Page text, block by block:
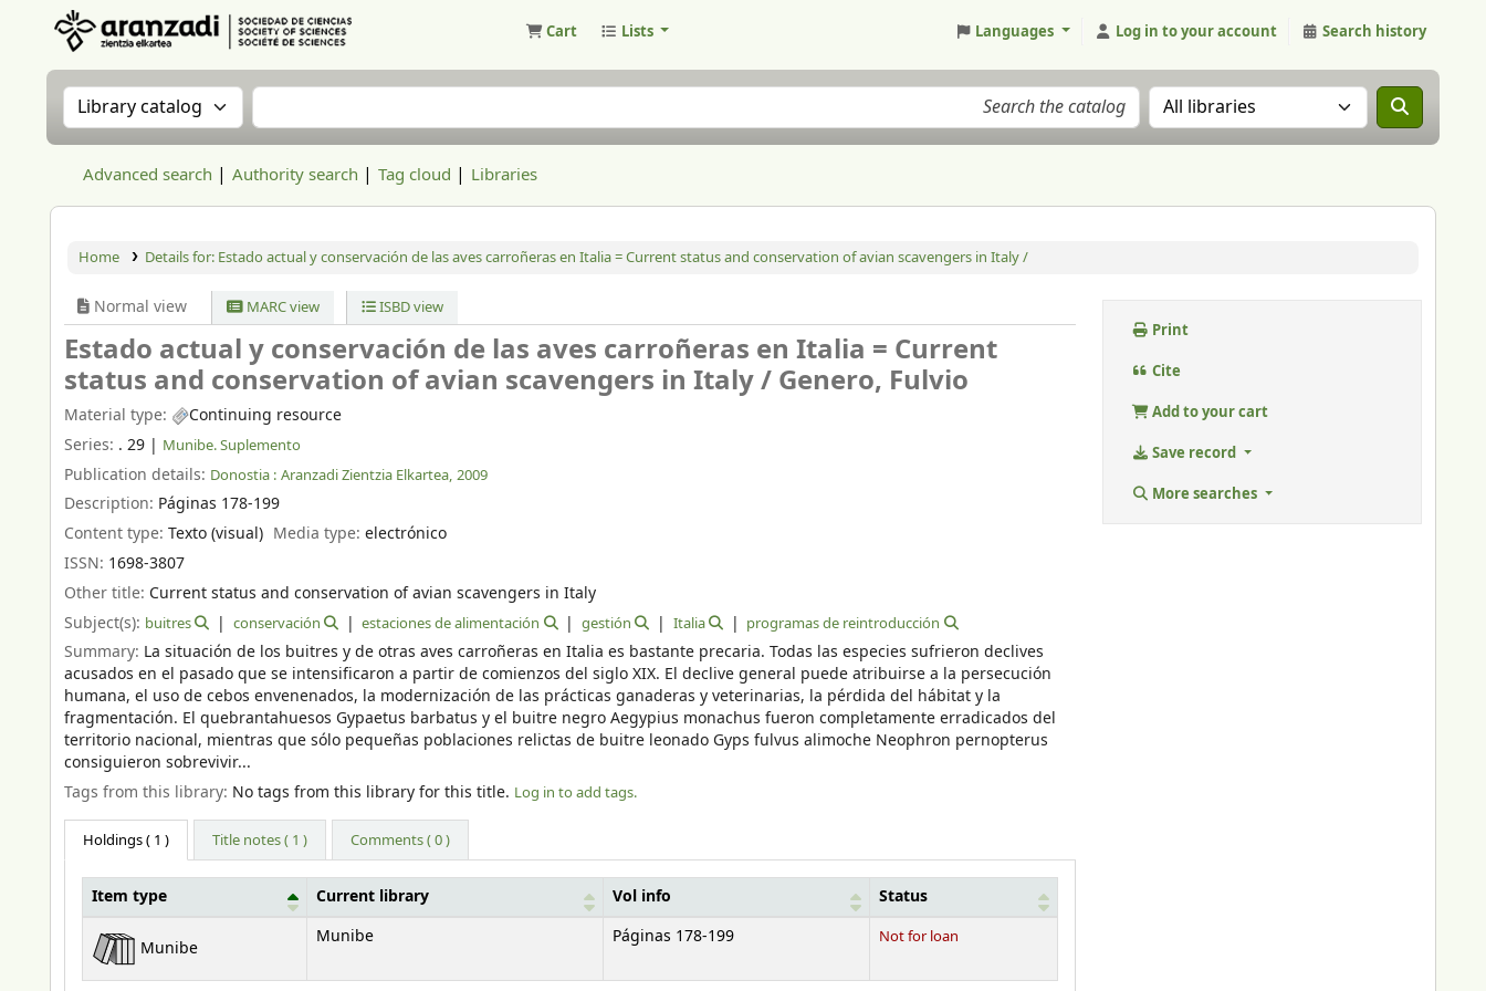
Cart Lists Languages Log in to your account Search history
Search the catalog by:Search the catalog Search the catalog in:
Advanced search Authority search Tag cloud Libraries
Home Details for: Estado actual y conservación de las aves carroñeras en Italia = Current status and conservation of avian scavengers in Italy /
Normal view MARC view ISBD view
Estado actual y conservación de las aves carroñeras en Italia = Current
status and conservation of avian scavengers in Italy /Genero, Fulvio
Material type:
Continuing resource
Series: . 29 | Munibe. Suplemento
Publication details: Donostia : Aranzadi Zientzia Elkartea, 2009
Description: Páginas 178-199
Content type: Texto (visual) Media type:electrónico
ISSN: 1698-3807
Other title: Current status and conservation of avian scavengers in Italy
Subject(s): buitres conservación estaciones de alimentación gestión Italia programas de reintroducción
Summary: La situación de los buitres y de otras aves carroñeras en Italia es bastante precaria. Todas las especies sufrieron declives
acusados en el pasado que se intensificaron a partir de comienzos del siglo XIX. El declive general puede atribuirse a la persecución
humana, el uso de cebos envenenados, la modernización de las prácticas ganaderas y veterinarias, la pérdida del hábitat y la
fragmentación. El quebrantahuesos Gypaetus barbatus y el buitre negro Aegypius monachus fueron completamente erradicados del
territorio nacional, mientras que sólo pequeñas poblaciones relictas de buitre leonado Gyps fulvus alimoche Neophron pernopterus
consiguieron sobrevivir...
Tags from this library: No tags from this library for this title. Log in to add tags.
Holdings( 1 ) Title notes ( 1 ) Comments ( 0 )
Holdings
Item type Current library Vol info Status
Munibe
Munibe Páginas 178-199 Not for loan
Print
Cite
Add to your cart
Save record
More searches